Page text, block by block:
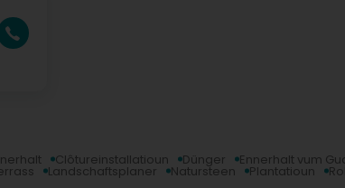
Clôtureinstallatioun Dünger Ennerhalt vum
Landschaftsplaner Natursteen Plantatioun